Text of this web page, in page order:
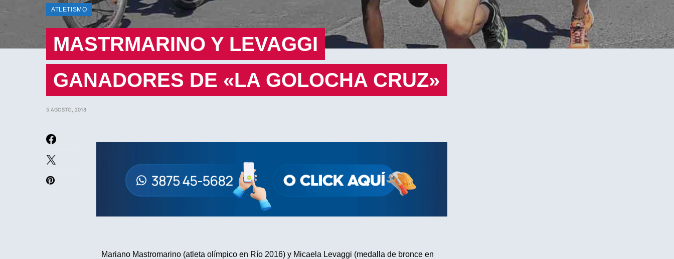
ATLETISMO
MASTRMARINO Y LEVAGGI
GANADORES DE «LA GOLOCHA CRUZ»
5 AGOSTO, 2018
Mariano Mastromarino (atleta olímpico en Río 2016) y Micaela Levaggi (medalla de bronce en